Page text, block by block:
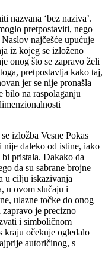
nazvana ‘bez naziva’.
pretpostaviti, nego
najčešće upućuje
iz kojeg se izloženo
onog što se zapravo želi
pretpostavlja kako taj,
jer se nije pronašla
bilo na raspolaganju
izložba Vesne Pokas
nije daleko od istine, iako
pristala. Dakako da
da su sabrane brojne
u cilju iskazivanja
u ovom slučaju i
ulazne točke do onog
zapravo je precizno
i simboličnom
kraju očekuje ogledalo
autoričinog, s